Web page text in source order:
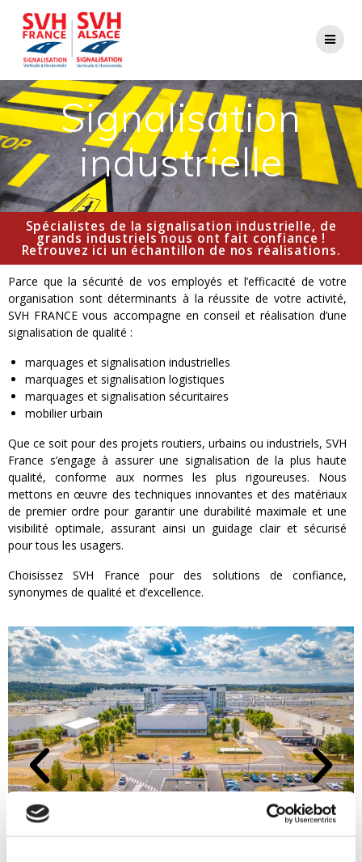
Signalisation
industrielle
Spécialistes de la signalisation industrielle, de
grands industriels nous ont fait confiance !
Retrouvez ici un échantillon de nos réalisations.
Parce que la sécurité de vos employés et l’efficacité de votre
organisation sont déterminants à la réussite de votre activité,
SVH FRANCE vous accompagne en conseil et réalisation d’une
signalisation de qualité :
marquages et signalisation industrielles
marquages et signalisation logistiques
marquages et signalisation sécuritaires
mobilier urbain
Que ce soit pour des projets routiers, urbains ou industriels, SVH
France s’engage à assurer une signalisation de la plus haute
qualité, conforme aux normes les plus rigoureuses. Nous
mettons en œuvre des techniques innovantes et des matériaux
de premier ordre pour garantir une durabilité maximale et une
visibilité optimale, assurant ainsi un guidage clair et sécurisé
pour tous les usagers.
Choisissez SVH France pour des solutions de confiance,
synonymes de qualité et d’excellence.